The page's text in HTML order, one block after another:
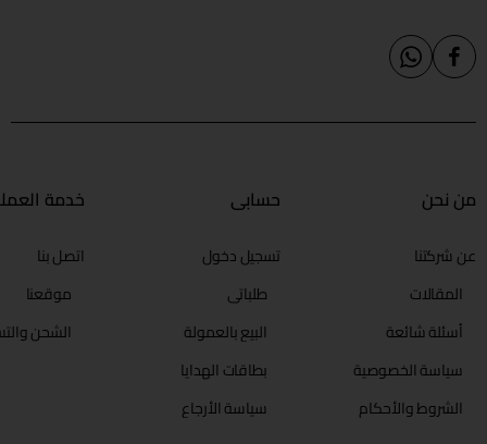
من نحن
عن شركتنا
المقالات
أسئلة شائعة
سياسة الخصوصية
الشروط والأحكام
حسابي
تسجيل دخول
طلباتي
البيع بالعمولة
بطاقات الهدايا
سياسة الأرجاع
خدمة
اتصل بنا
موقعنا
الشحن